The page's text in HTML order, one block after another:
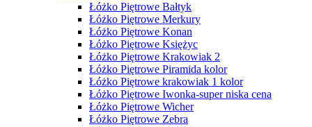
Łóżko Piętrowe Bałtyk
Łóżko Piętrowe Merkury
Łóżko Piętrowe Konan
Łóżko Piętrowe Księżyc
Łóżko Piętrowe Krakowiak 2
Łóżko Piętrowe Piramida kolor
Łóżko Piętrowe krakowiak 1 kolor
Łóżko Piętrowe Iwonka-super niska cena
Łóżko Piętrowe Wicher
Łóżko Piętrowe Zebra